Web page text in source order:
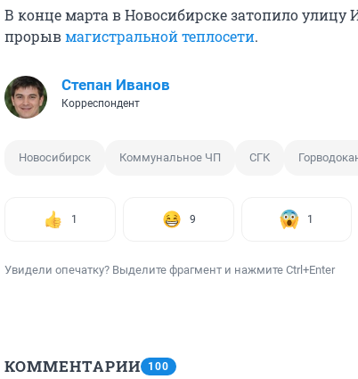
В конце марта в Новосибирске затопило
прорывмагистральной теплосети.
Степан Иванов
Корреспондент
Новосибирск Коммунальное ЧП СГК
1 9 1
Увидели опечатку? Выделите фрагмент и нажмите Ctrl+Enter
КОММЕНТАРИИ 100